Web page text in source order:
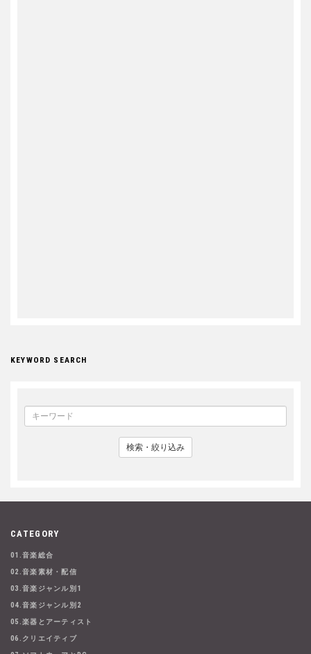
KEYWORD SEARCH
検索・絞り込み
CATEGORY
01.音楽総合
02.音楽素材・配信
03.音楽ジャンル別1
04.音楽ジャンル別2
05.楽器とアーティスト
06.クリエイティブ